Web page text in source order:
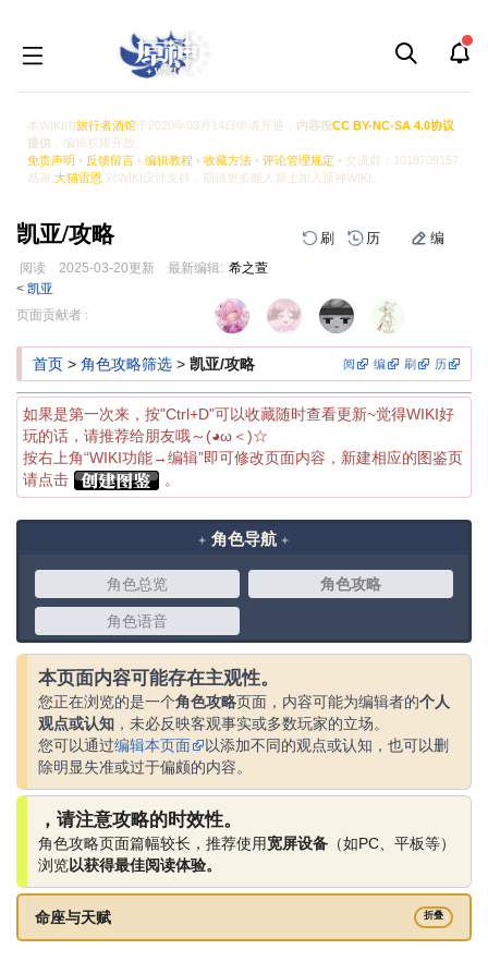
本WIKI由旅行者酒馆于2020年03月14日申请开通， 内容按CC BY-NC-SA 4.0协议
提供 ，编辑权限开放。
免责声明 • 反馈留言 • 编辑教程 • 收藏方法 • 评论管理规定 • 交流群：1018709157
感谢 大猫雷恩 对WIKI设计支持，期待更多能人异士加入原神WIKI。
凯亚/攻略 刷 历 编
阅读 2025-03-20更新 最新编辑: 希之萱
< 凯亚
跳
导
跳
搜
页面贡献者 :
阅 编 刷 历
首页 > 角色攻略筛选 > 凯亚/攻略
如果是第一次来，按"Ctrl+D"可以收藏随时查看更新~觉得WIKI好
玩的话，请推荐给朋友哦～(◕ω＜)☆
按右上角“WIKI功能→编辑”即可修改页面内容，新建相应的图鉴页
请点击
。
角色导航
角色总览 角色攻略
角色语音
本页面内容可能存在主观性。
您正在浏览的是一个角色攻略页面，内容可能为编辑者的个人
观点或认知 ，未必反映客观事实或多数玩家的立场。
您可以通过编辑本页面
以添加不同的观点或认知，也可以删
除明显失准或过于偏颇的内容。
，请注意攻略的时效性。
角色攻略页面篇幅较长，推荐使用宽屏设备 （如PC、平板等）
浏览以获得最佳阅读体验。
命座与天赋 折叠